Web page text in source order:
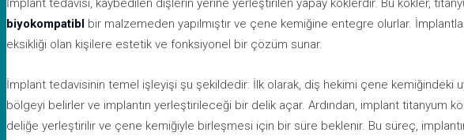
İmplant tedavisi, kaybedilen dişlerin yerine yerleştirilen yapay köklerdir. Bu kökler,
biyokompatibl bir malzemeden yapılmıştır ve çene kemiğine entegre olurlar.
eksikliği olan kişilere estetik ve fonksiyonel bir çözüm sunar.
İmplant tedavisinin temel işleyişi şu şekildedir: İlk olarak, diş hekimi çene kemiğindeki
bölgeyi belirler ve implantın yerleştirileceği bir delik açar. Ardından, implant titanyum
deliğe yerleştirilir ve çene kemiğiyle birleşmesi için bir süre beklenir. Bu süreç,